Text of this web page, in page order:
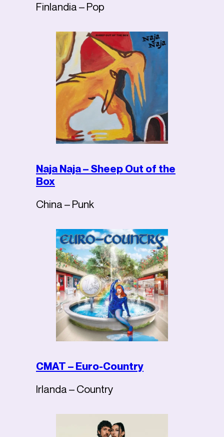
Finlandia – Pop
Naja Naja – Sheep Out of the
Box
China – Punk
CMAT – Euro-Country
Irlanda – Country